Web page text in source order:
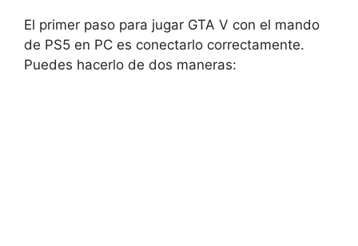
El primer paso para jugar GTA V con el mando
de PS5 en PC es conectarlo correctamente.
Puedes hacerlo de dos maneras: